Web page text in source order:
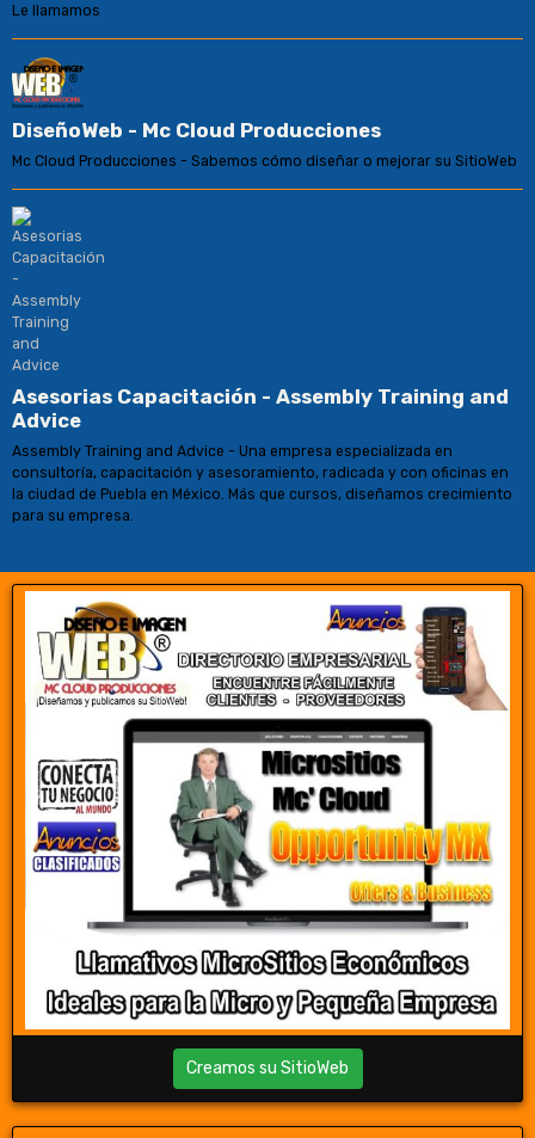
Le llamamos
DiseñoWeb - Mc Cloud Producciones
Mc Cloud Producciones - Sabemos cómo diseñar o mejorar su SitioWeb
Asesorias Capacitación - Assembly Training and
Advice
Assembly Training and Advice - Una empresa especializada en
consultoría, capacitación y asesoramiento, radicada y con oficinas en
la ciudad de Puebla en México. Más que cursos, diseñamos crecimiento
para su empresa.
Creamos su SitioWeb